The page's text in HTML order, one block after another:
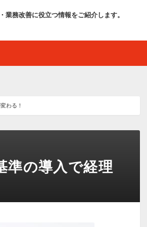
業務改善に役立つ情報をご紹介します。
わる！
準の導入で経理